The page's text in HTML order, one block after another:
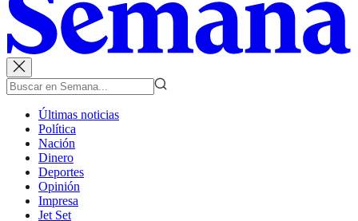
Últimas noticias
Política
Nación
Dinero
Deportes
Opinión
Impresa
Jet Set